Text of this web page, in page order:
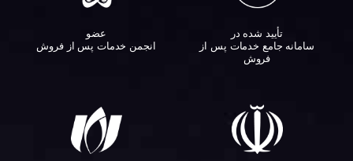
تأیید شده در
سامانه جامع خدمات پس از
فروش
عضو
انجمن خدمات پس از فروش